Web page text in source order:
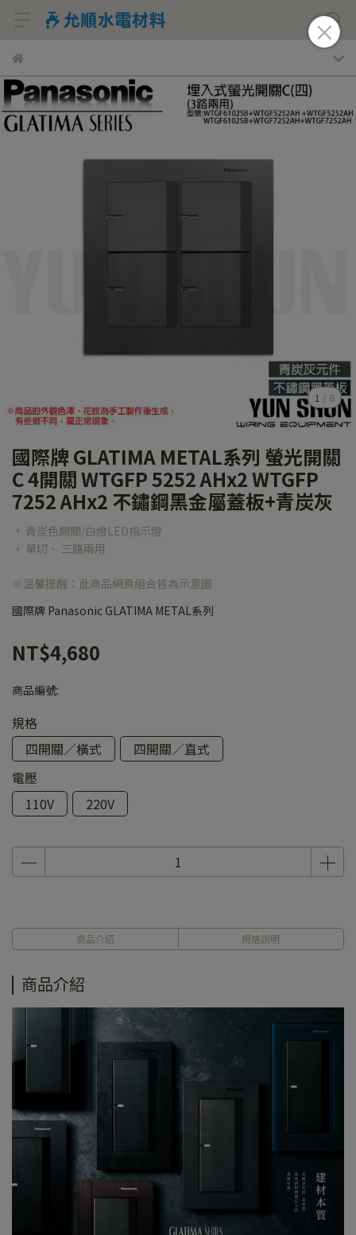
1 / 8
國際牌 GLATIMA METAL系列 螢光開關
C 4開關 WTGFP 5252 AHx2 WTGFP
7252 AHx2 不鏽鋼黑金屬蓋板+青炭灰
• 青炭色開關/白燈LED指示燈
• 單切、 三路兩用
※溫馨提醒：此商品網頁組合皆為示意圖
國際牌 Panasonic GLATIMA METAL系列
NT$4,680
商品編號:
規格
四開關／橫式
四開關／直式
電壓
110V
220V
商品介紹 規格說明
商品介紹